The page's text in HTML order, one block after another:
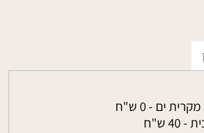
ים - 0 ש"ח
ש"ח